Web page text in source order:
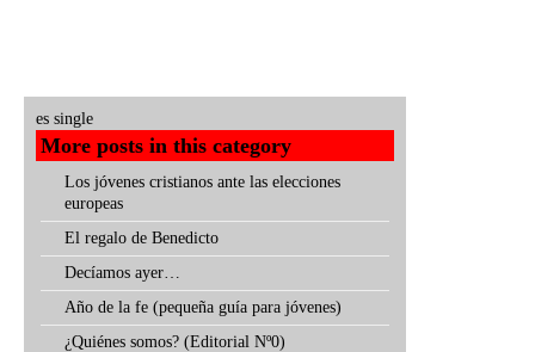
es single
More posts in this category
Los jóvenes cristianos ante las elecciones
europeas
El regalo de Benedicto
Decíamos ayer…
Año de la fe (pequeña guía para jóvenes)
¿Quiénes somos? (Editorial Nº0)